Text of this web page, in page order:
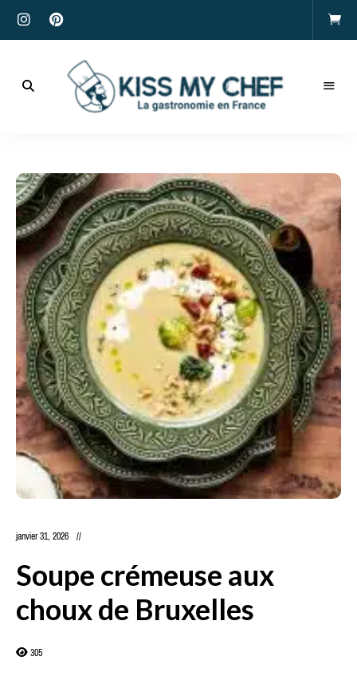
My
Chef
janvier 31, 2026
Soupe crémeuse aux
choux de Bruxelles
305